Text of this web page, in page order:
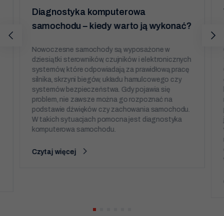
Diagnostyka komputerowa
samochodu – kiedy warto ją wykonać?
Nowoczesne samochody są wyposażone w
dziesiątki sterowników, czujników i elektronicznych
systemów, które odpowiadają za prawidłową pracę
silnika, skrzyni biegów, układu hamulcowego czy
systemów bezpieczeństwa. Gdy pojawia się
problem, nie zawsze można go rozpoznać na
podstawie dźwięków czy zachowania samochodu.
W takich sytuacjach pomocna jest diagnostyka
komputerowa samochodu.
Czytaj więcej
na nią. Jeśli
cookie, niektóre
internetowej.
Marketing
Udostępniając
swoje
zainteresowania i
zachowania
podczas